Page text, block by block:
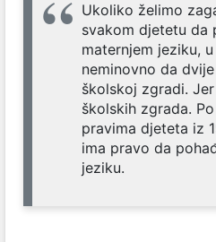
Ukoliko želimo
svakom djetetu da
maternjem jeziku,
neminovno da
školskoj zgradi.
školskih zgrada.
pravima djeteta iz
ima pravo da
jeziku.